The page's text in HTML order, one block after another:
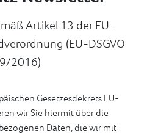
Artikel 13 der EU-
(EU-DSGVO
2016)
Gesetzesdekrets EU-
wir Sie hiermit über die
Daten, die wir mit